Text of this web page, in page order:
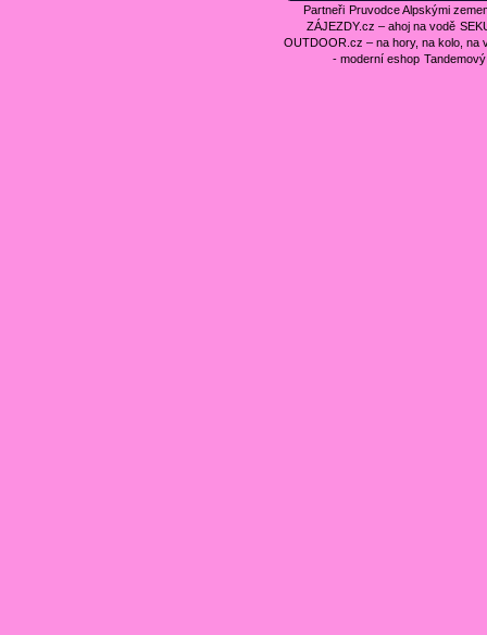
Partneři Pruvodce Alpskými
ZÁJEZDY.cz – ahoj na vodě
OUTDOOR.cz – na hory, na kolo, na
- moderní eshop